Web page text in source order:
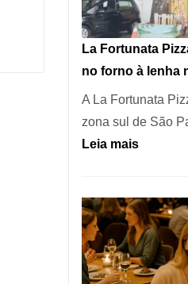
La Fortunata
no forno à lenha
A La Fortunata
zona sul de São
Leia mais:
Pizzaria:
tradição
em
pizza